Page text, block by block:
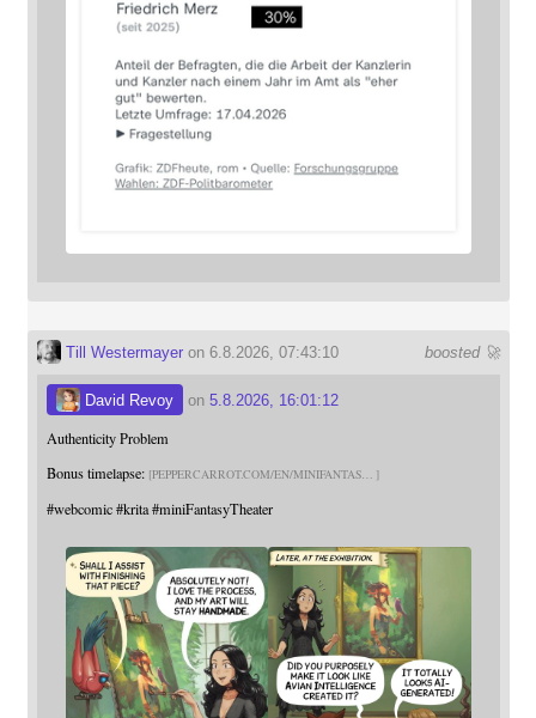
boosted 🚀
Till Westermayeron 6.8.2026, 07:43:10
David Revoy on 5.8.2026, 16:01:12
Authenticity Problem
Bonus timelapse: PEPPERCARROT.COM/EN/MINIFANTAS
#webcomic #krita #miniFantasyTheater